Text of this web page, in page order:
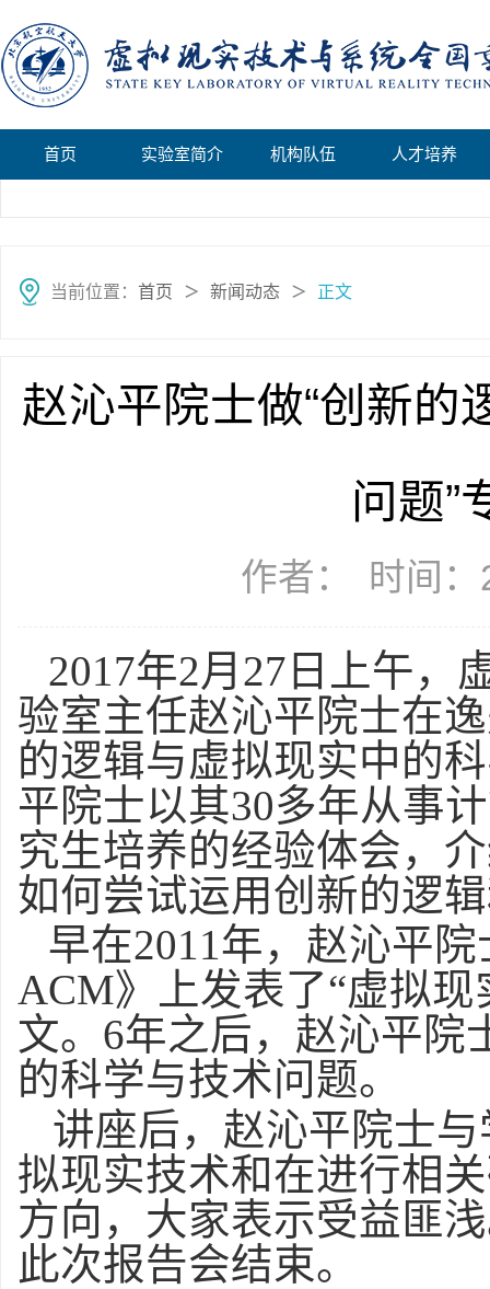
首页 实验室简介 机构队伍 人才培养
当前位置： 首页 ＞ 新闻动态 ＞ 正文
赵沁平院士做“创新的
问题”
作者： 时间
2017年2月27日上午，
验室主任赵沁平院士在
的逻辑与虚拟现实中的
平院士以其30多年从事
究生培养的经验体会，
如何尝试运用创新的逻
早在2011年，赵沁平院
ACM》上发表了“虚拟
文。6年之后，赵沁平院
的科学与技术问题。
讲座后，赵沁平院士
拟现实技术和在进行相
方向，大家表示受益匪
此次报告会结束。